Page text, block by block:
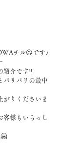
チル😉です♪
紹介です‼️
パリパリの最中
がりくださいま
客様もいらっし